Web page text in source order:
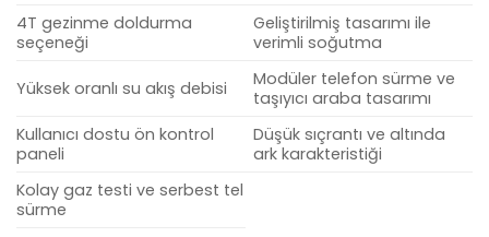
4T gezinme doldurma
seçeneği
Geliştirilmiş tasarımı ile
verimli soğutma
Yüksek oranlı su akış debisi
Modüler telefon sürme ve
taşıyıcı araba tasarımı
Kullanıcı dostu ön kontrol
paneli
Düşük sıçrantı ve altında
ark karakteristiği
Kolay gaz testi ve serbest tel
sürme